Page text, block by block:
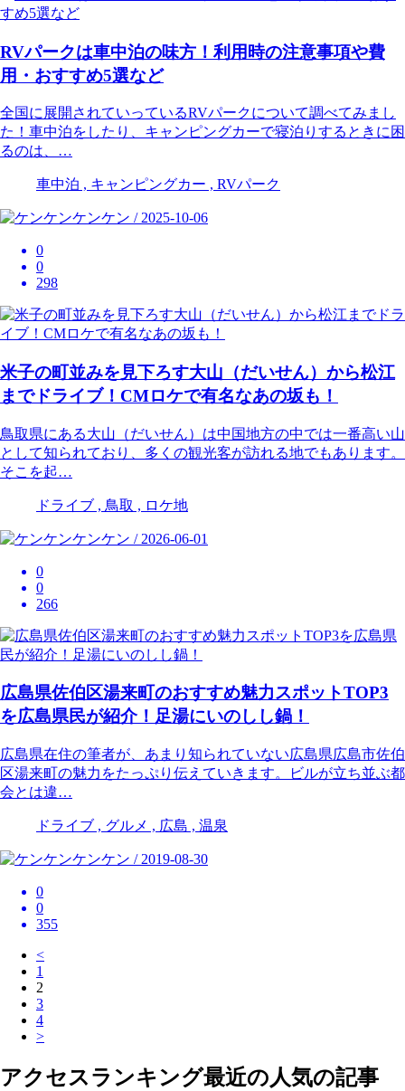
RVパークは車中泊の味方！利用時の注意事項や費
用・おすすめ5選など
全国に展開されていっているRVパークについて調べてみまし
た！車中泊をしたり、キャンピングカーで寝泊りするときに困
るのは、…
車中泊 , キャンピングカー , RVパーク
ケンケン / 2025-10-06
0
0
298
米子の町並みを見下ろす大山（だいせん）から松江
までドライブ！CMロケで有名なあの坂も！
鳥取県にある大山（だいせん）は中国地方の中では一番高い山
として知られており、多くの観光客が訪れる地でもあります。
そこを起…
ドライブ , 鳥取 , ロケ地
ケンケン / 2026-06-01
0
0
266
広島県佐伯区湯来町のおすすめ魅力スポットTOP3
を広島県民が紹介！足湯にいのしし鍋！
広島県在住の筆者が、あまり知られていない広島県広島市佐伯
区湯来町の魅力をたっぷり伝えていきます。ビルが立ち並ぶ都
会とは違…
ドライブ , グルメ , 広島 , 温泉
ケンケン / 2019-08-30
0
0
355
<
1
2
3
4
>
アクセスランキング最近の人気の記事